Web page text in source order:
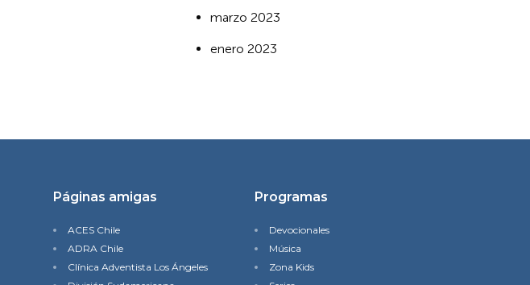
marzo 2023
enero 2023
Páginas amigas
ACES Chile
ADRA Chile
Clínica Adventista Los Ángeles
Programas
Devocionales
Música
Zona Kids